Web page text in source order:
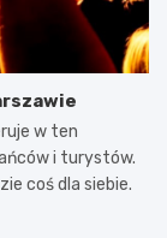
w ten
i turystów.
coś dla siebie.